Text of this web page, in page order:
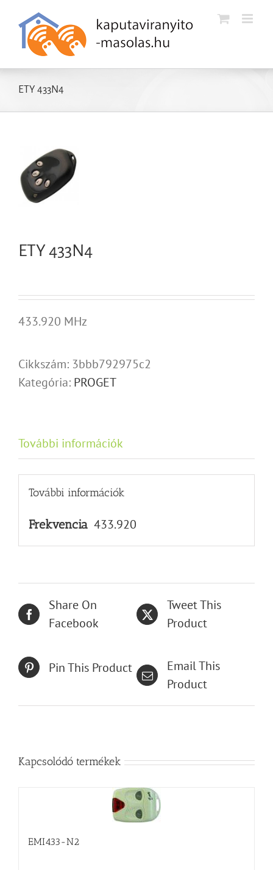
Kihagyás
ETY 433N4
ETY 433N4
433.920 MHz
Cikkszám: 3bbb792975c2
Kategória: PROGET
További információk
További információk
Frekvencia 433.920
Share On
Facebook
Tweet This
Product
Pin This Product
Email This
Product
Kapcsolódó termékek
EMI433-N2